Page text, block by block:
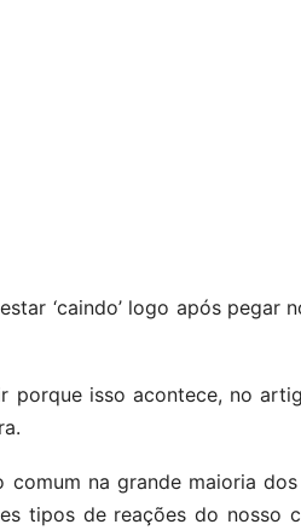
‘caindo’ logo após pegar
porque isso acontece, no
na grande maioria dos
tipos de reações do nosso